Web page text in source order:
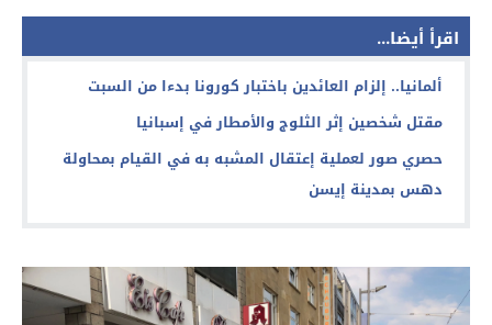
اقرأ أيضا...
ألمانيا.. إلزام العائدين باختبار كورونا بدءا من السبت
مقتل شخصين إثر الثلوج والأمطار في إسبانيا
حصري صور لعملية إعتقال المشبه به في القيام بمحاولة
دهس بمدينة إيسن